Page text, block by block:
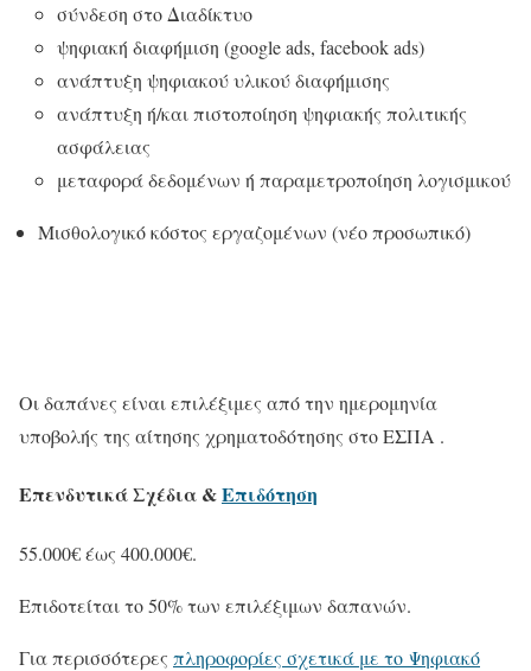
σύνδεση στο Διαδίκτυο
ψηφιακή διαφήμιση (google ads, facebook ads)
ανάπτυξη ψηφιακού υλικού διαφήμισης
ανάπτυξη ή/και πιστοποίηση ψηφιακής πολιτικής
ασφάλειας
μεταφορά δεδομένων ή παραμετροποίηση λογισμικού
Μισθολογικό κόστος εργαζομένων (νέο προσωπικό)
Οι δαπάνες είναι επιλέξιμες από την ημερομηνία
υποβολής της αίτησης χρηματοδότησης στο ΕΣΠΑ .
Επενδυτικά Σχέδια &Επιδότηση
55.000€ έως 400.000€.
Επιδοτείται το 50% των επιλέξιμων δαπανών.
Για περισσότερες πληροφορίες σχετικά με το Ψηφιακό